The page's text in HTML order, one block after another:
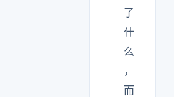
了
什
么
，
而